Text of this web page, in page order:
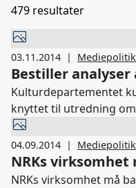
479 resultater
03.11.2014 |
Bestiller analyser
Kulturdepartementet
knyttet til utredning om
bidra med
stortingsmeldingen om
04.09.2014 |
NRKs virksomhet
NRKs virksomhet må